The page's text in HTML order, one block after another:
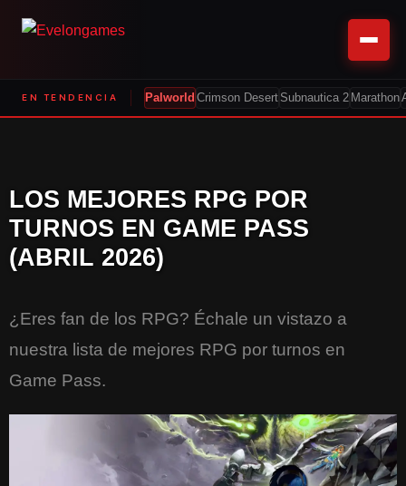
EN TENDENCIA Palworld Crimson Desert Subnautica 2 Marathon
LOS MEJORES RPG POR
TURNOS EN GAME PASS
(ABRIL 2026)
¿Eres fan de los RPG? Échale un vistazo a
nuestra lista de mejores RPG por turnos en
Game Pass.